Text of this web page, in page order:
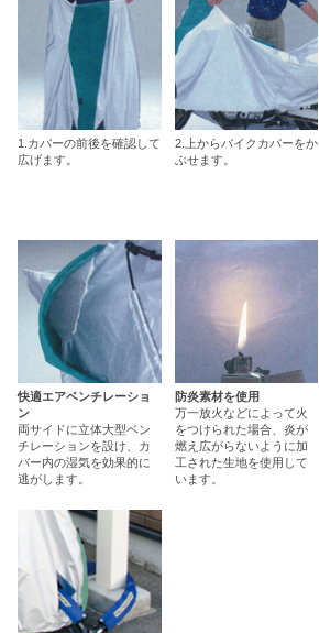
1.カバーの前後を確認して
広げます。
2.上からバイクカバーをか
ぶせます。
快適エアベンチレーショ
ン
両サイドに立体大型ベン
チレーションを設け、カ
バー内の湿気を効果的に
逃がします。
防炎素材を使用
万一放火などによって火
をつけられた場合、炎が
燃え広がらないように加
工された生地を使用して
います。